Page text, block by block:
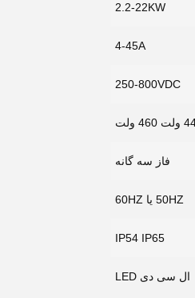
2.2-22KW
4-45A
250-800VDC
فاز سه گانه
50HZ یا 60HZ
IP54 IP65
ال سی دی LED